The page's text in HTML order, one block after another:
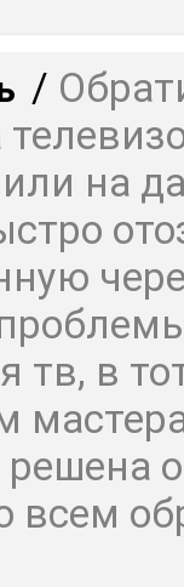
/
на
тв, в
всем